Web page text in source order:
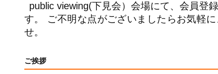
public viewing(下見会）会場にて、会員登
す。 ご不明な点がございましたらお気軽
せ。
ご挨拶